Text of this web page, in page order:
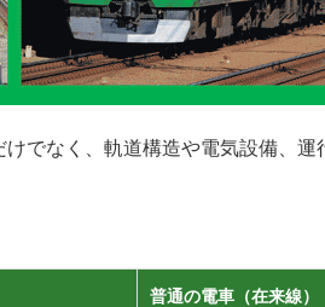
でなく、軌道構造や電気設備、運
普通の電車（在来線）